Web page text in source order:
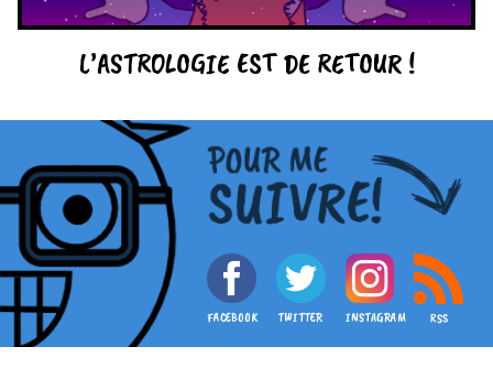
L’ASTROLOGIE EST DE RETOUR !
FACEBOOK TWITTER INSTAGRAM RSS